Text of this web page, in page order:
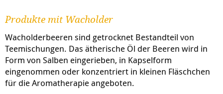
Produkte mit Wacholder
Wacholderbeeren sind getrocknet Bestandteil von
Teemischungen. Das ätherische Öl der Beeren wird in
Form von Salben eingerieben, in Kapselform
eingenommen oder konzentriert in kleinen Fläschchen
für die Aromatherapie angeboten.